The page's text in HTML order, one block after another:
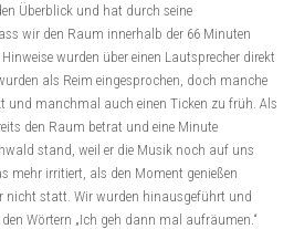
Überblick und hat durch seine
wir den Raum innerhalb der 66 Minuten
wurden über einen Lautsprecher direkt
als Reim eingesprochen, doch manche
und manchmal auch einen Ticken zu früh. Als
den Raum betrat und eine Minute
stand, weil er die Musik noch auf uns
mehr irritiert, als den Moment genießen
nicht statt. Wir wurden hinausgeführt und
Wörtern „Ich geh dann mal aufräumen.“